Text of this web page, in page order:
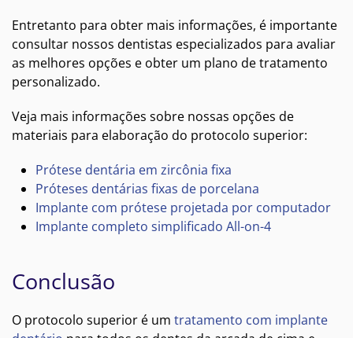
Entretanto para obter mais informações, é importante
consultar nossos dentistas especializados para avaliar
as melhores opções e obter um plano de tratamento
personalizado.
Veja mais informações sobre nossas opções de
materiais para elaboração do protocolo superior:
Prótese dentária em zircônia fixa
Próteses dentárias fixas de porcelana
Implante com prótese projetada por computador
Implante completo simplificado All-on-4
Conclusão
O protocolo superior é um tratamento com implante